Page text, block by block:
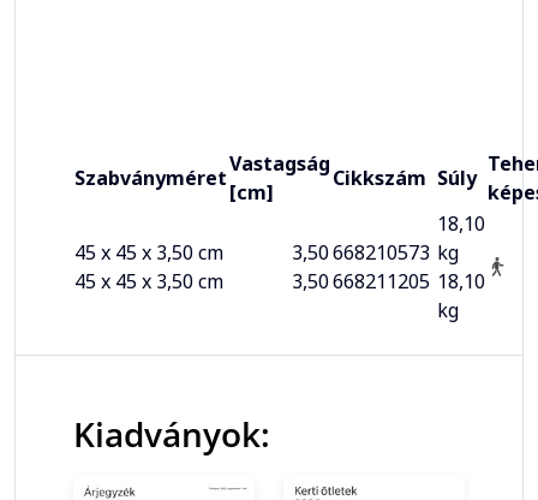
Szabványméret
Vastagság
[cm]
Cikkszám Súly
45 x 45 x 3,50 cm
45 x 45 x 3,50 cm
3,50
3,50
668210573
668211205
18,10
kg
18,10
kg
Kiadványok: